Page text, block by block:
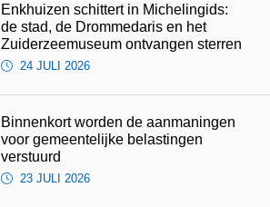
Enkhuizen schittert in Michelingids:
de stad, de Drommedaris en het
Zuiderzeemuseum ontvangen sterren
24 JULI 2026
Binnenkort worden de aanmaningen
voor gemeentelijke belastingen
verstuurd
23 JULI 2026